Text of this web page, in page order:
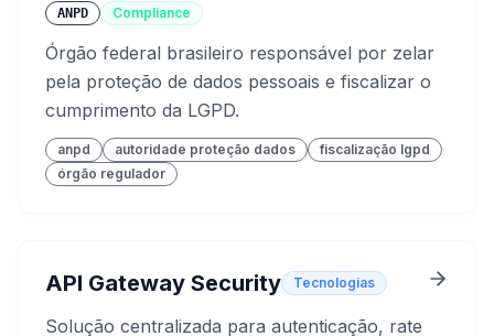
ANPD Compliance
Órgão federal brasileiro responsável por zelar
pela proteção de dados pessoais e fiscalizar o
cumprimento da LGPD.
anpd autoridade proteção dados
fiscalização lgpd
órgão regulador
API Gateway Security Tecnologias
Solução centralizada para autenticação, rate